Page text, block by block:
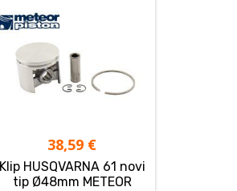
38,59 €
Klip HUSQVARNA 61 novi
tip Ø48mm METEOR